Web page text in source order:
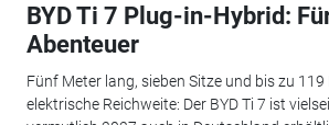
BYD Ti 7 Plug-in-Hybrid:
Abenteuer
Fünf Meter lang, sieben Sitze und bis zu 119
elektrische Reichweite: Der BYD Ti 7 ist